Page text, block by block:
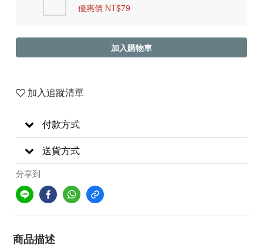
優惠價 NT$79
加入購物車
加入追蹤清單
付款方式
送貨方式
分享到
商品描述